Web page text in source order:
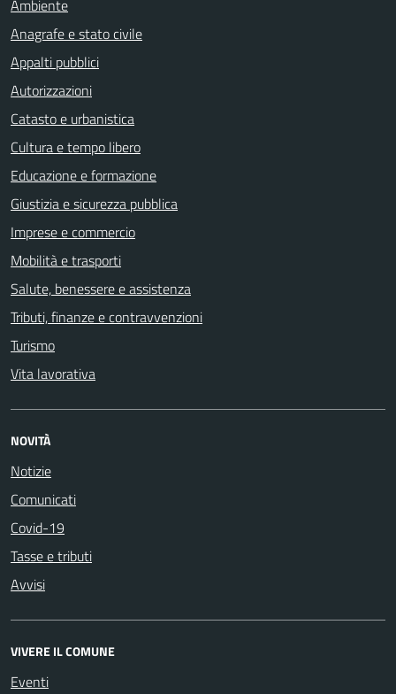
Ambiente
Anagrafe e stato civile
Appalti pubblici
Autorizzazioni
Catasto e urbanistica
Cultura e tempo libero
Educazione e formazione
Giustizia e sicurezza pubblica
Imprese e commercio
Mobilità e trasporti
Salute, benessere e assistenza
Tributi, finanze e contravvenzioni
Turismo
Vita lavorativa
NOVITÀ
Notizie
Comunicati
Covid-19
Tasse e tributi
Avvisi
VIVERE IL COMUNE
Eventi